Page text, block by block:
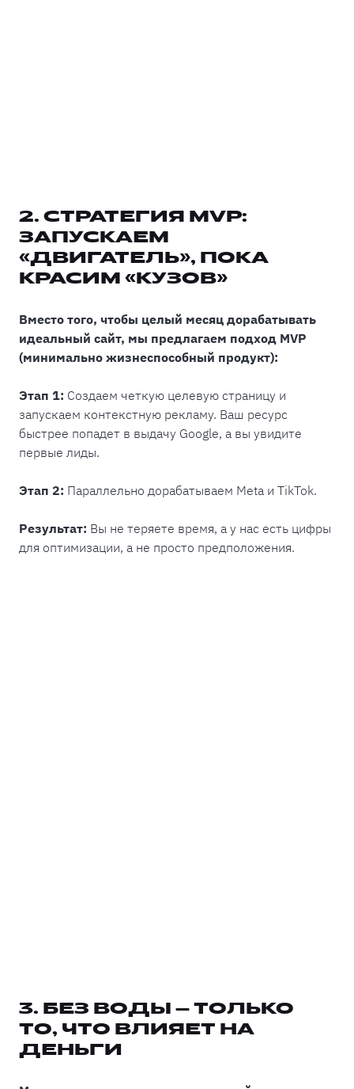
2. СТРАТЕГИЯ MVP:
ЗАПУСКАЕМ
«ДВИГАТЕЛЬ», ПОКА
КРАСИМ «КУЗОВ»
Вместо того, чтобы целый месяц дорабатывать
идеальный сайт, мы предлагаем подход MVP
(минимально жизнеспособный продукт):
Этап 1: Создаем четкую целевую страницу и
запускаем контекстную рекламу. Ваш ресурс
быстрее попадет в выдачу Google, а вы увидите
первые лиды.
Этап 2: Параллельно дорабатываем Meta и TikTok.
Результат: Вы не теряете время, а у нас есть цифры
для оптимизации, а не просто предположения.
3. БЕЗ ВОДЫ — ТОЛЬКО
ТО, ЧТО ВЛИЯЕТ НА
ДЕНЬГИ